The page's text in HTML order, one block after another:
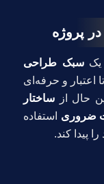
پروژه
یکسبک طراحی
اعتبار و حرفه‌ای
حال از ساختار
ضروری استفاده
پیدا کند.